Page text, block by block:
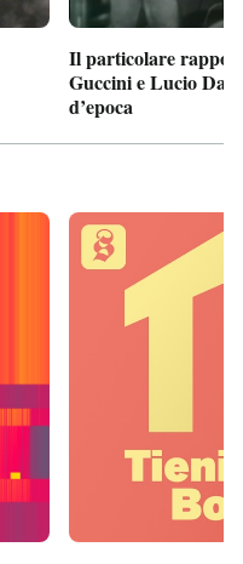
Il particolare
Guccini e Lucio
d’epoca